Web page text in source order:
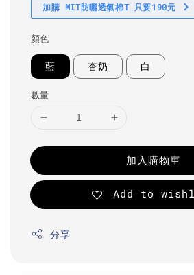
加購 MIT防曬透氣棉T 只要190元
顏色
藍 杏奶 白
數量
加入購物車
Add to
分享